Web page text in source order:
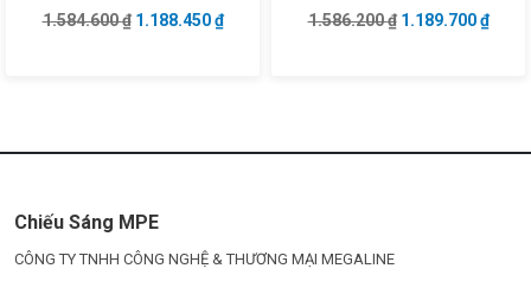
1.584.600₫ Giá gốc là: 1.584.600 ₫.
1.188.450₫Giá hiện tại là: 1.188.450 ₫.
1.586.200₫ Giá gốc là:
1.189.700₫Giá
Chiếu Sáng MPE
CÔNG TY TNHH CÔNG NGHỆ & THƯƠNG MẠI MEGALINE